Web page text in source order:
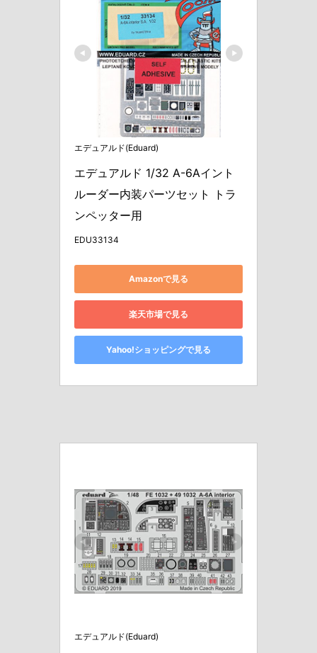
エデュアルド(Eduard)
エデュアルド 1/32 A-6Aイント
ルーダー内装パーツセット トラ
ンペッター用
EDU33134
Amazonで見る
楽天市場で見る
Yahoo!ショッピングで見る
エデュアルド(Eduard)